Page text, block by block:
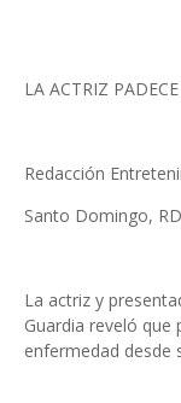
LA ACTRIZ
Redacción
Santo Domingo, RD
La actriz y
Guardia reveló que
enfermedad desde